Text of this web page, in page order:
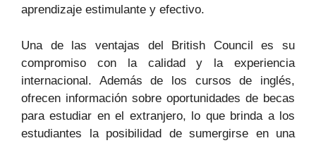
aprendizaje estimulante y efectivo.
Una de las ventajas del British Council es su
compromiso con la calidad y la experiencia
internacional. Además de los cursos de inglés,
ofrecen información sobre oportunidades de becas
para estudiar en el extranjero, lo que brinda a los
estudiantes la posibilidad de sumergirse en una